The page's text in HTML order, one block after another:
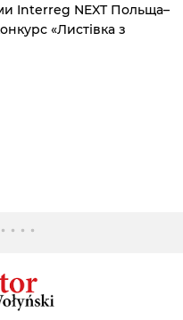
Interreg NEXT Польща–
«Листівка з